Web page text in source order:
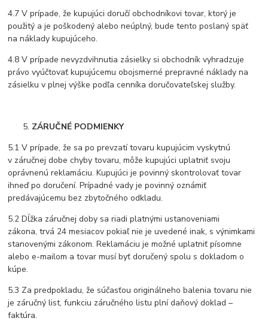
4.7 V prípade, že kupujúci doručí obchodníkovi tovar, ktorý je
použitý a je poškodený alebo neúplný, bude tento poslaný späť
na náklady kupujúceho.
4.8 V prípade nevyzdvihnutia zásielky si obchodník vyhradzuje
právo vyúčtovať kupujúcemu obojsmerné prepravné náklady na
zásielku v plnej výške podľa cenníka doručovateľskej služby.
ZÁRUČNÉ PODMIENKY
5.1 V prípade, že sa po prevzatí tovaru kupujúcim vyskytnú
v záručnej dobe chyby tovaru, môže kupujúci uplatniť svoju
oprávnenú reklamáciu. Kupujúci je povinný skontrolovať tovar
ihneď po doručení. Prípadné vady je povinný oznámiť
predávajúcemu bez zbytočného odkladu.
5.2 Dĺžka záručnej doby sa riadi platnými ustanoveniami
zákona, trvá 24 mesiacov pokiaľ nie je uvedené inak, s výnimkami
stanovenými zákonom. Reklamáciu je možné uplatniť písomne
alebo e-mailom a tovar musí byť doručený spolu s dokladom o
kúpe.
5.3 Za predpokladu, že súčasťou originálneho balenia tovaru nie
je záručný list, funkciu záručného listu plní daňový doklad –
faktúra.